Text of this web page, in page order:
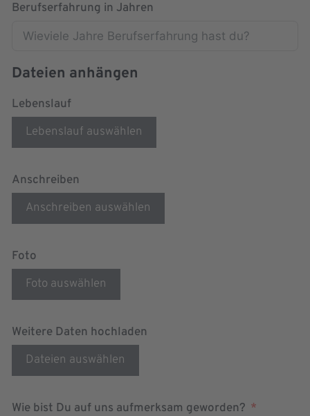
Berufserfahrung in Jahren
Dateien anhängen
Lebenslauf
Lebenslauf auswählen
Anschreiben
Anschreiben auswählen
Foto
Foto auswählen
Weitere Daten hochladen
Dateien auswählen
Wie bist Du auf uns aufmerksam geworden?